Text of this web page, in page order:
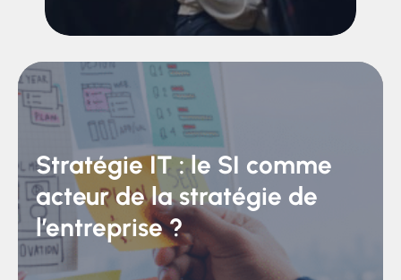
Stratégie IT : le SI comme
acteur de la stratégie de
l’entreprise ?